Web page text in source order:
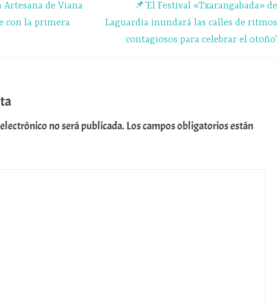
Artesana de Viana
con la primera
📌’El Festival «Txarangabada» de
Laguardia inundará las calles de ritmos
contagiosos para celebrar el otoño’
no será publicada. Los campos obligatorios están